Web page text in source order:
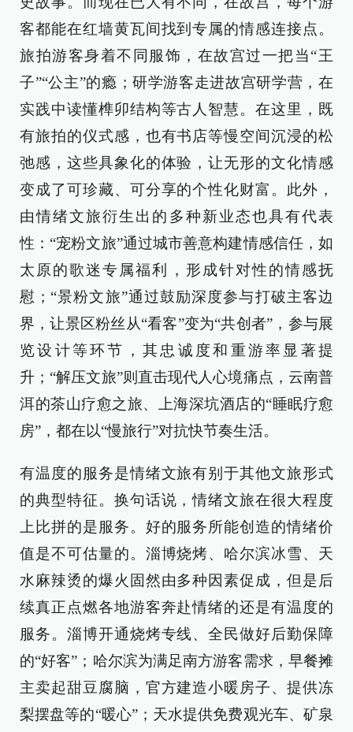
客都能在红墙黄瓦间找到专属的情感连接点。
旅拍游客身着不同服饰，在故宫过一把当“王
子”“公主”的瘾；研学游客走进故宫研学营，在
实践中读懂榫卯结构等古人智慧。在这里，既
有旅拍的仪式感，也有书店等慢空间沉浸的松
弛感，这些具象化的体验，让无形的文化情感
变成了可珍藏、可分享的个性化财富。此外，
由情绪文旅衍生出的多种新业态也具有代表
性：“宠粉文旅”通过城市善意构建情感信任，如
太原的歌迷专属福利，形成针对性的情感抚
慰；“景粉文旅”通过鼓励深度参与打破主客边
界，让景区粉丝从“看客”变为“共创者”，参与展
览设计等环节，其忠诚度和重游率显著提
升；“解压文旅”则直击现代人心境痛点，云南普
洱的茶山疗愈之旅、上海深坑酒店的“睡眠疗愈
房”，都在以“慢旅行”对抗快节奏生活。
有温度的服务是情绪文旅有别于其他文旅形式
的典型特征。换句话说，情绪文旅在很大程度
上比拼的是服务。好的服务所能创造的情绪价
值是不可估量的。淄博烧烤、哈尔滨冰雪、天
水麻辣烫的爆火固然由多种因素促成，但是后
续真正点燃各地游客奔赴情绪的还是有温度的
服务。淄博开通烧烤专线、全民做好后勤保障
的“好客”；哈尔滨为满足南方游客需求，早餐摊
主卖起甜豆腐脑，官方建造小暖房子、提供冻
梨摆盘等的“暖心”；天水提供免费观光车、矿泉